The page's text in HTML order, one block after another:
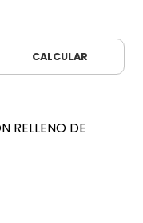
CALCULAR
RELLENO DE